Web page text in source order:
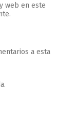
web en este
a esta